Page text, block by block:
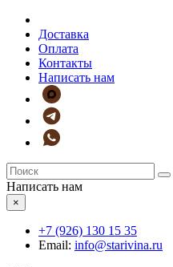
Доставка
Оплата
Контакты
Написать нам
Написать нам
×
+7 (926) 130 15 35
Email: info@starivina.ru